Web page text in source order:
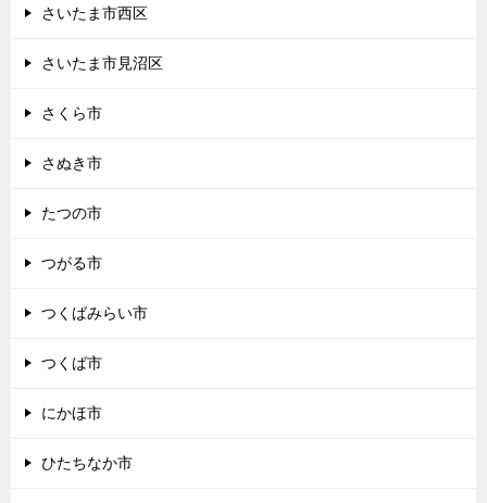
さいたま市西区
さいたま市見沼区
さくら市
さぬき市
たつの市
つがる市
つくばみらい市
つくば市
にかほ市
ひたちなか市